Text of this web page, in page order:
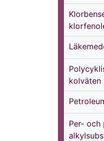
kolväten
Per- och